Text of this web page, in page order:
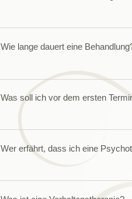
Wie lange dauert eine
Was soll ich vor dem ersten
Wer erfährt, dass ich eine